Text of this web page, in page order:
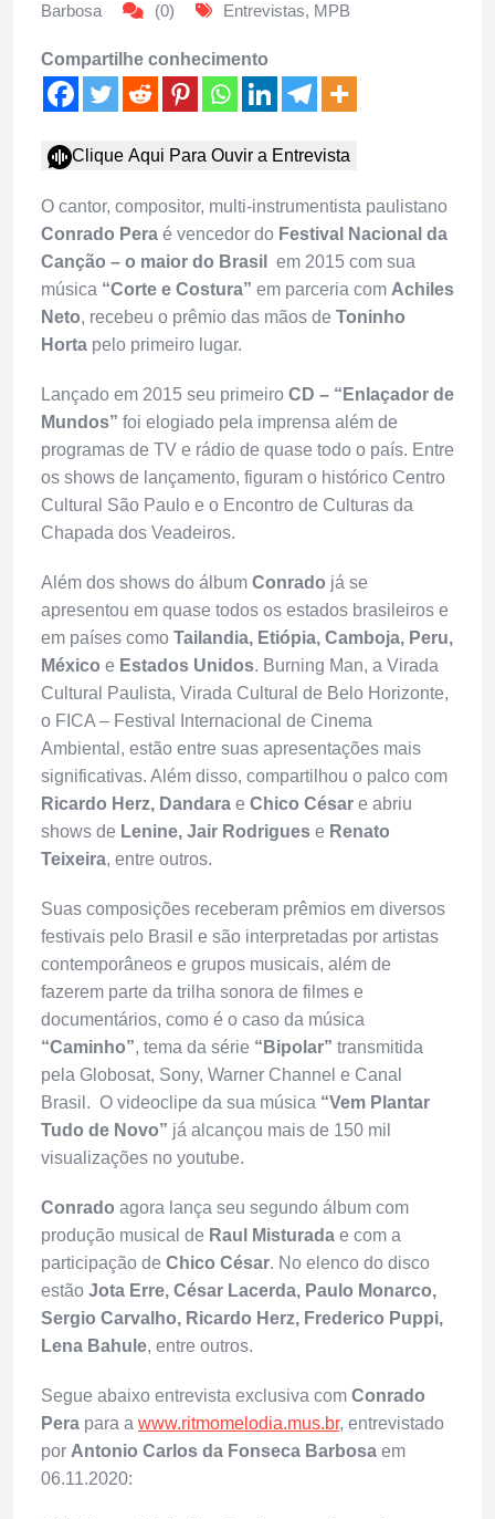
Barbosa
(0) Entrevistas, MPB
Compartilhe conhecimento
Clique Aqui Para Ouvir a Entrevista
O cantor, compositor, multi-instrumentista paulistano
Conrado Pera é vencedor do Festival Nacional da
Canção – o maior do Brasil
em 2015 com sua
música “Corte e Costura” em parceria com Achiles
Neto, recebeu o prêmio das mãos de Toninho
Horta pelo primeiro lugar.
Lançado em 2015 seu primeiro CD – “Enlaçador de
Mundos” foi elogiado pela imprensa além de
programas de TV e rádio de quase todo o país. Entre
os shows de lançamento, figuram o histórico Centro
Cultural São Paulo e o Encontro de Culturas da
Chapada dos Veadeiros.
Além dos shows do álbum Conrado já se
apresentou em quase todos os estados brasileiros e
em países como Tailandia, Etiópia, Camboja, Peru,
México e Estados Unidos. Burning Man, a Virada
Cultural Paulista, Virada Cultural de Belo Horizonte,
o FICA – Festival Internacional de Cinema
Ambiental, estão entre suas apresentações mais
significativas. Além disso, compartilhou o palco com
Ricardo Herz, Dandara e Chico César e abriu
shows de Lenine, Jair Rodrigues e Renato
Teixeira, entre outros.
Suas composições receberam prêmios em diversos
festivais pelo Brasil e são interpretadas por artistas
contemporâneos e grupos musicais, além de
fazerem parte da trilha sonora de filmes e
documentários, como é o caso da música
“Caminho”, tema da série “Bipolar” transmitida
pela Globosat, Sony, Warner Channel e Canal
Brasil. O videoclipe da sua música “Vem Plantar
Tudo de Novo” já alcançou mais de 150 mil
visualizações no youtube.
Conrado agora lança seu segundo álbum com
produção musical de Raul Misturada e com a
participação de Chico César. No elenco do disco
estão Jota Erre, César Lacerda, Paulo Monarco,
Sergio Carvalho, Ricardo Herz, Frederico Puppi,
Lena Bahule, entre outros.
Segue abaixo entrevista exclusiva com Conrado
Pera para a www.ritmomelodia.mus.br, entrevistado
por Antonio Carlos da Fonseca Barbosa em
06.11.2020: